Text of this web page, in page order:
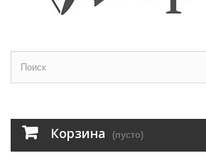
Корзина (пусто)